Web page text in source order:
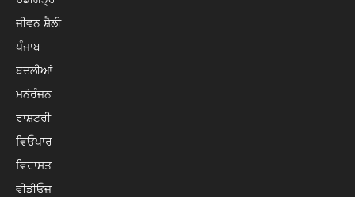
ਜੀਵਨ ਸ਼ੈਲੀ
ਪੰਜਾਬ
ਬਦਲੀਆਂ
ਮਨੋਰੰਜਨ
ਰਾਸ਼ਟਰੀ
ਵਿਓਪਾਰ
ਵਿਰਾਸਤ
ਵੀਡੀਓਜ਼